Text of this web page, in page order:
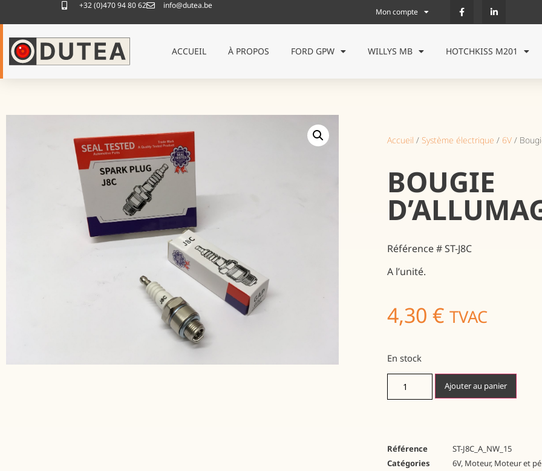
+32 (0)470 94 80 62 info@dutea.be
Mon compte
ACCUEIL À PROPOS FORD GPW WILLYS MB HOTCHKISS M201
Accueil / Système électrique / 6V /
BOUGIE
Référence# ST-J8C
A l’unité.
4,30 € TVAC
En stock
Ajouter au panier
Référence
ST-J8C_A_NW_15
Catégories
6V, Moteur, Moteur et